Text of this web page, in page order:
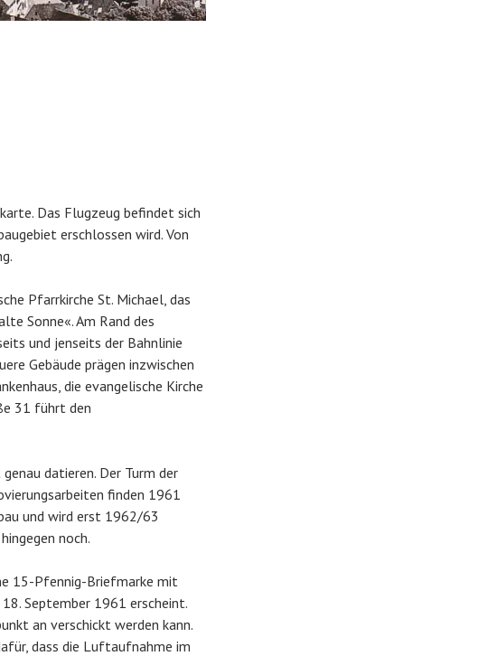
Das Flugzeug befindet sich
erschlossen wird. Von
Pfarrkirche St. Michael, das
Sonne«. Am Rand des
und jenseits der Bahnlinie
Gebäude prägen inzwischen
die evangelische Kirche
31 führt den
datieren. Der Turm der
finden 1961
und wird erst 1962/63
noch.
15-Pfennig-Briefmarke mit
September 1961 erscheint.
an verschickt werden kann.
dass die Luftaufnahme im